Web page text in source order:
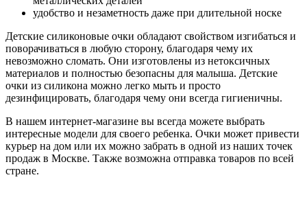
удобство и незаметность даже при длительной носке
Детские силиконовые очки обладают свойством изгибаться и
поворачиваться в любую сторону, благодаря чему их
невозможно сломать. Они изготовлены из нетоксичных
материалов и полностью безопасны для малыша. Детские
очки из силикона можно легко мыть и просто
дезинфицировать, благодаря чему они всегда гигиеничны.
В нашем интернет-магазине вы всегда можете выбрать
интересные модели для своего ребенка. Очки может привести
курьер на дом или их можно забрать в одной из наших точек
продаж в Москве. Также возможна отправка товаров по всей
стране.